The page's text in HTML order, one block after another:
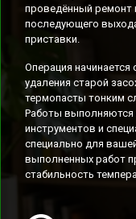
проведённый ремонт
последующего
приставки.
Операция начинается
удаления старой
термопасты тонким
Работы
инструментов и
специально для
выполненных работ
стабильность